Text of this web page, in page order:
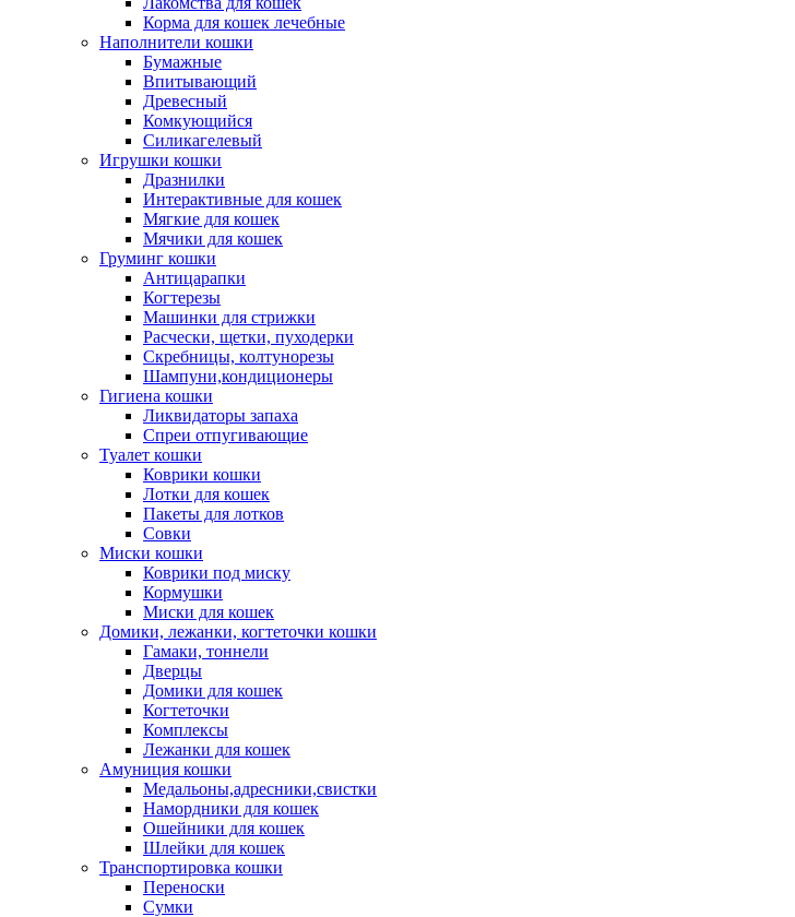
Корма для кошек лечебные
Наполнители кошки
Бумажные
Впитывающий
Древесный
Комкующийся
Силикагелевый
Игрушки кошки
Дразнилки
Интерактивные для кошек
Мягкие для кошек
Мячики для кошек
Груминг кошки
Антицарапки
Когтерезы
Машинки для стрижки
Расчески, щетки, пуходерки
Скребницы, колтунорезы
Шампуни,кондиционеры
Гигиена кошки
Ликвидаторы запаха
Спреи отпугивающие
Туалет кошки
Коврики кошки
Лотки для кошек
Пакеты для лотков
Совки
Миски кошки
Коврики под миску
Кормушки
Миски для кошек
Домики, лежанки, когтеточки кошки
Гамаки, тоннели
Дверцы
Домики для кошек
Когтеточки
Комплексы
Лежанки для кошек
Амуниция кошки
Медальоны,адресники,свистки
Намордники для кошек
Ошейники для кошек
Шлейки для кошек
Транспортировка кошки
Переноски
Сумки